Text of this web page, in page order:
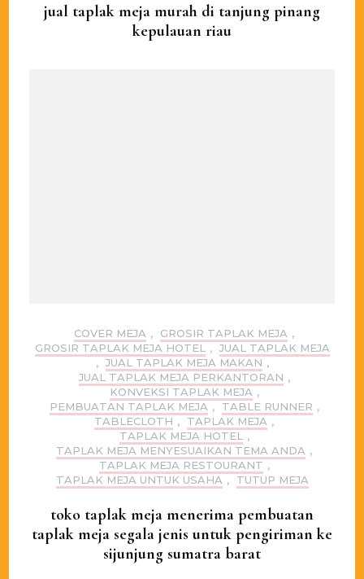
jual taplak meja murah di tanjung pinang
kepulauan riau
COVER MEJA , GROSIR TAPLAK MEJA ,
GROSIR TAPLAK MEJA HOTEL , JUAL TAPLAK MEJA
, JUAL TAPLAK MEJA MAKAN ,
JUAL TAPLAK MEJA PERKANTORAN ,
KONVEKSI TAPLAK MEJA ,
PEMBUATAN TAPLAK MEJA , TABLE RUNNER ,
TABLECLOTH , TAPLAK MEJA ,
TAPLAK MEJA HOTEL ,
TAPLAK MEJA MENYESUAIKAN TEMA ANDA ,
TAPLAK MEJA RESTOURANT ,
TAPLAK MEJA UNTUK USAHA , TUTUP MEJA
toko taplak meja menerima pembuatan
taplak meja segala jenis untuk pengiriman ke
sijunjung sumatra barat